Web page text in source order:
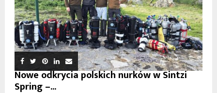
Nowe odkrycia polskich nurków w Sintzi
Spring –...